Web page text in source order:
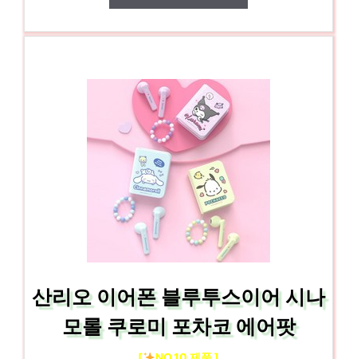
산리오 이어폰 블루투스이어 시나
모롤 쿠로미 포차코 에어팟